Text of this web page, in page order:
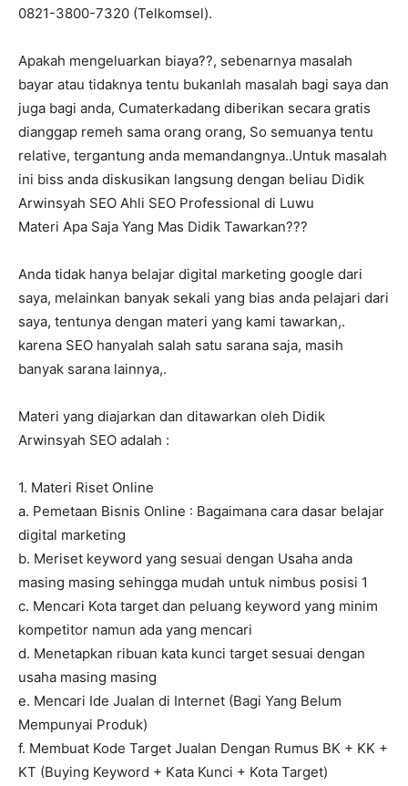
0821-3800-7320 (Telkomsel).
Apakah mengeluarkan biaya??, sebenarnya masalah
bayar atau tidaknya tentu bukanlah masalah bagi saya dan
juga bagi anda, Cumaterkadang diberikan secara gratis
dianggap remeh sama orang orang, So semuanya tentu
relative, tergantung anda memandangnya..Untuk masalah
ini biss anda diskusikan langsung dengan beliau Didik
Arwinsyah SEO Ahli SEO Professional di Luwu
Materi Apa Saja Yang Mas Didik Tawarkan???
Anda tidak hanya belajar digital marketing google dari
saya, melainkan banyak sekali yang bias anda pelajari dari
saya, tentunya dengan materi yang kami tawarkan,.
karena SEO hanyalah salah satu sarana saja, masih
banyak sarana lainnya,.
Materi yang diajarkan dan ditawarkan oleh Didik
Arwinsyah SEO adalah :
1. Materi Riset Online
a. Pemetaan Bisnis Online : Bagaimana cara dasar belajar
digital marketing
b. Meriset keyword yang sesuai dengan Usaha anda
masing masing sehingga mudah untuk nimbus posisi 1
c. Mencari Kota target dan peluang keyword yang minim
kompetitor namun ada yang mencari
d. Menetapkan ribuan kata kunci target sesuai dengan
usaha masing masing
e. Mencari Ide Jualan di Internet (Bagi Yang Belum
Mempunyai Produk)
f. Membuat Kode Target Jualan Dengan Rumus BK + KK +
KT (Buying Keyword + Kata Kunci + Kota Target)